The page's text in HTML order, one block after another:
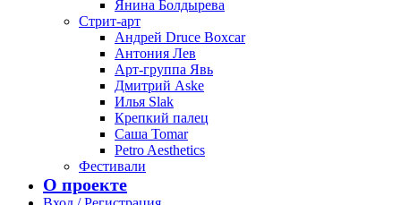
Янина Болдырева
Стрит-арт
Андрей Druce Boxcar
Антония Лев
Арт-группа Явь
Дмитрий Aske
Илья Slak
Крепкий палец
Саша Tomar
Petro Aesthetics
Фестивали
О проекте